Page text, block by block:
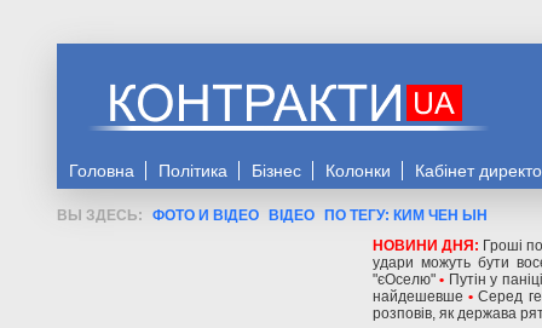
Головна Політика Бізнес Колонки Кабінет
ФОТО И ВІДЕО ВІДЕО
ПО ТЕГУ: КИМ ЧЕН ЫН
НОВИНИ ДНЯ: Гроші
удари можуть бути
"єОселю" • Путін у
найдешевше • Серед
розповів, як держава